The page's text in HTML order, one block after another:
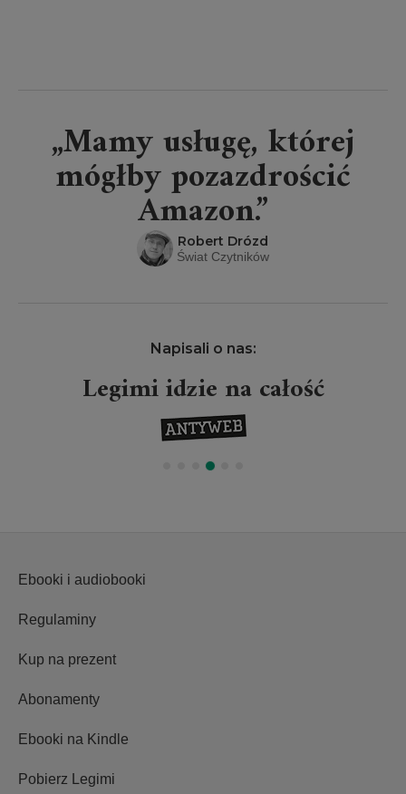
„Mamy usługę, której
mógłby pozazdrościć
Amazon.”
Robert Drózd
Świat Czytników
Napisali o nas:
Legimi idzie na całość
Ebooki i audiobooki
Regulaminy
Kup na prezent
Abonamenty
Ebooki na Kindle
Pobierz Legimi